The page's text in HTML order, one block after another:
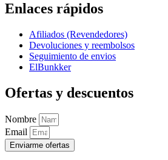
Enlaces rápidos
Afiliados (Revendedores)
Devoluciones y reembolsos
Seguimiento de envios
ElBunkker
Ofertas y descuentos
Nombre
Email
Enviarme ofertas